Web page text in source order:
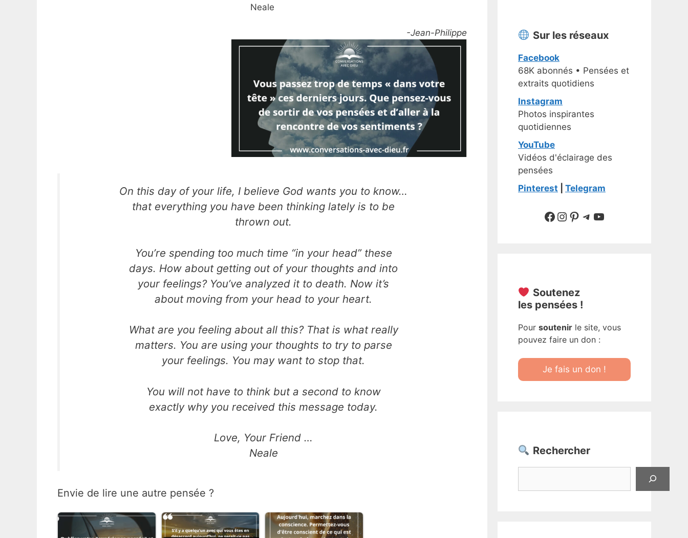
Neale
-Jean-Philippe
On this day of your life, I believe God wants you to know…
that everything you have been thinking lately is to be
thrown out.
You’re spending too much time “in your head” these
days. How about getting out of your thoughts and into
your feelings? You’ve analyzed it to death. Now it’s
about moving from your head to your heart.
What are you feeling about all this? That is what really
matters. You are using your thoughts to try to parse
your feelings. You may want to stop that.
You will not have to think but a second to know
exactly why you received this message today.
Love, Your Friend …
Neale
Envie de lire une autre pensée ?
Sur les réseaux
Facebook
68K abonnés • Pensées et
extraits quotidiens
Instagram
Photos inspirantes
quotidiennes
YouTube
Vidéos d'éclairage des
pensées
Pinterest
Telegram
Suivre sur Facebook
Suivre sur Instagram
Pinterest
Sur Telegram
YouTube
Soutenez
les pensées !
Pour soutenir le site, vous
pouvez faire un don :
Je fais un don !
Rechercher